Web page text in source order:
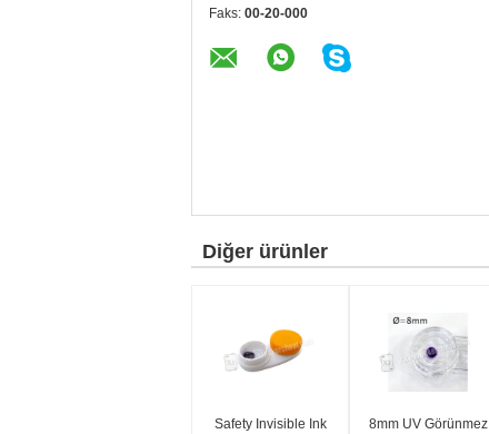
Faks: 00-20-000
Diğer ürünler
Safety Invisible Ink 8mm UV Görünmez